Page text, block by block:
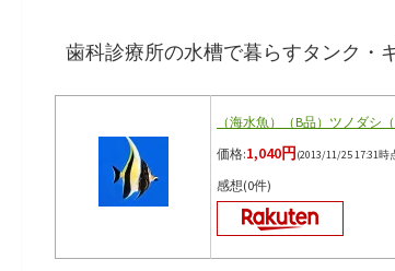
歯科診療所の水槽で暮らすタンク・
（海水魚）（B品）ツノダ
価格:1,040円(2013/11/25 17:31時
感想(0件)